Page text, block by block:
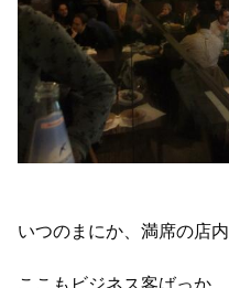
いつのまにか、満席の店内
ここもビジネス客ばっか